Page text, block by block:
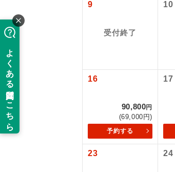
9
受付終了
10
16
90,800円
(69,000円)
予約する
17
23 24